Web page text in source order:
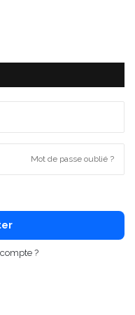
Mot de passe oublié ?
?